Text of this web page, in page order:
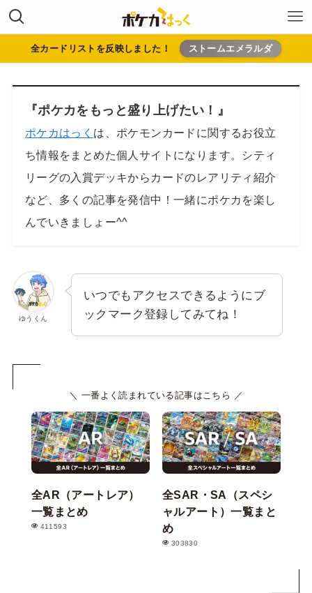
全カードリストを反映しました！ ストームエメラルダ
『ポケカをもっと盛り上げたい！』
ポケカはっく は、ポケモンカードに関するお役立
ち情報をまとめた個人サイトになります。シティ
リーグの入賞デッキからカードのレアリティ紹介
など、多くの記事を発信中！一緒にポケカを楽し
んでいきましょー^^
ゆうくん
いつでもアクセスできるようにブ
ックマーク登録してみてね！
＼ 一番よく読まれている記事はこちら ／
全AR（アートレア）
一覧まとめ
411593
全SAR・SA（スペシ
ャルアート）一覧まと
め
303830